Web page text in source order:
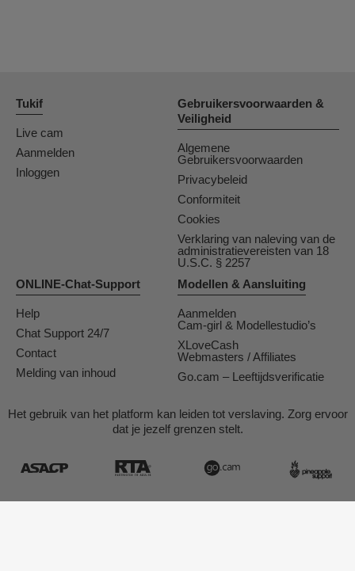
Tukif
Live cam
Aanmelden
Inloggen
Gebruikersvoorwaarden &
Veiligheid
Algemene
Gebruikersvoorwaarden
Privacybeleid
Conformiteit
Cookies
Verklaring van naleving van de
administratievereisten van 18
U.S.C. § 2257
ONLINE-Chat-Support
Help
Chat Support 24/7
Contact
Melding van inhoud
Modellen & Aansluiting
Aanmelden
Cam-girl & Modellestudio’s
XLoveCash
Webmasters / Affiliates
Go.cam – Leeftijdsverificatie
Het gebruik van het platform kan leiden tot verslaving. Zorg ervoor
dat je jezelf grenzen stelt.